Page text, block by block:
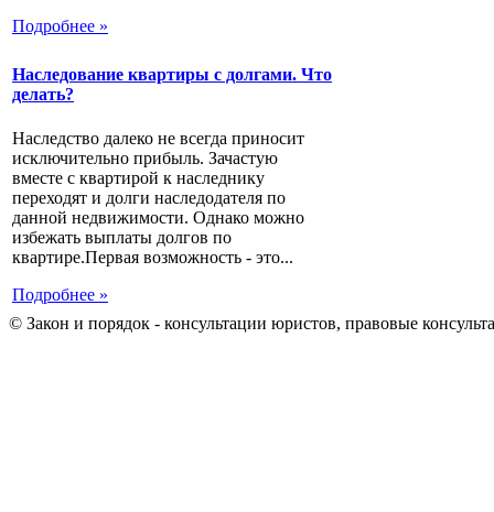
Подробнее »
Наследование квартиры с долгами. Что
делать?
Наследство далеко не всегда приносит
исключительно прибыль. Зачастую
вместе с квартирой к наследнику
переходят и долги наследодателя по
данной недвижимости. Однако можно
избежать выплаты долгов по
квартире.Первая возможность - это...
Подробнее »
© Закон и порядок - консультации юристов, правовые